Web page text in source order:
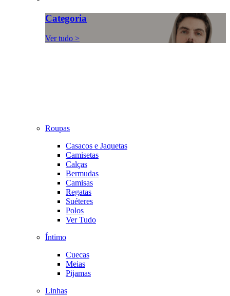
Categoria
Ver tudo >
Roupas
Casacos e Jaquetas
Camisetas
Calças
Bermudas
Camisas
Regatas
Suéteres
Polos
Ver Tudo
Íntimo
Cuecas
Meias
Pijamas
Linhas